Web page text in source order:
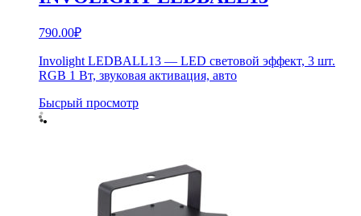
790.00₽
Involight LEDBALL13 — LED световой эффект, 3 шт.
RGB 1 Вт, звуковая активация, авто
Бысрый просмотр